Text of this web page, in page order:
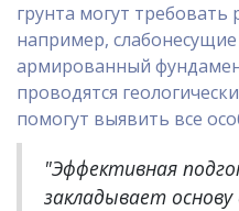
грунта могут требовать
например,
армированный
проводятся
помогут выявить все
"Эффективная
закладывает основу